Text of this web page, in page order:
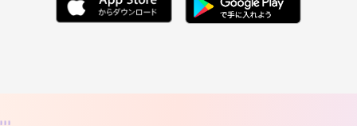
『ＯＺ』は『バスケを通じて交流を深める事を大切にす